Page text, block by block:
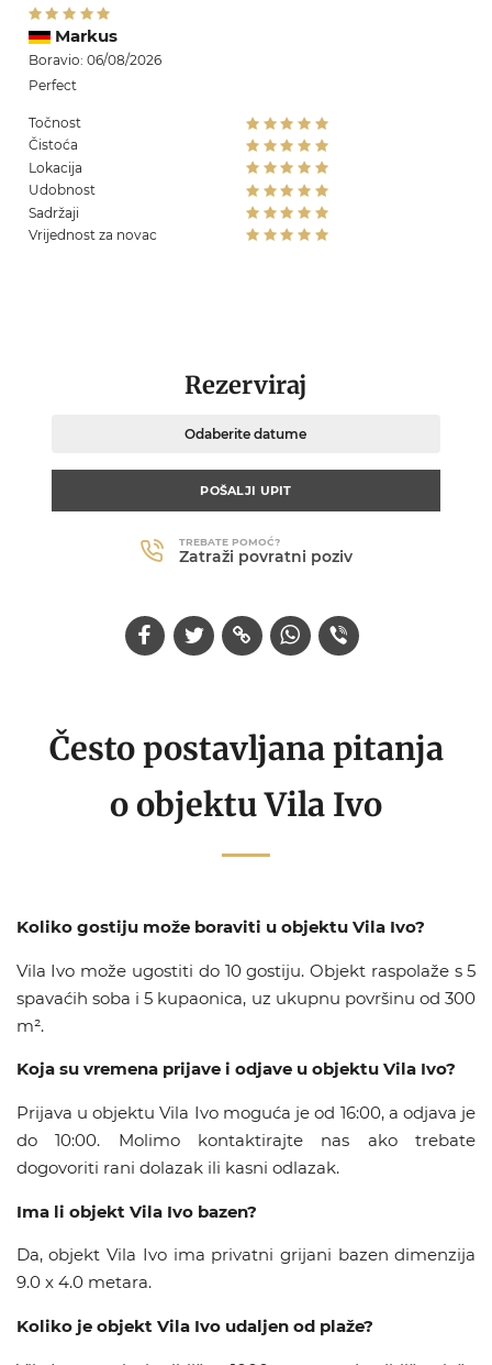
Markus
Boravio: 06/08/2026
Perfect
Točnost
Čistoća
Lokacija
Udobnost
Sadržaji
Vrijednost za novac
Rezerviraj
Odaberite datume
POŠALJI UPIT
TREBATE POMOĆ?
Zatraži povratni poziv
Često postavljana pitanja
o objektu Vila Ivo
Koliko gostiju može boraviti u objektu Vila Ivo?
Vila Ivo može ugostiti do 10 gostiju. Objekt raspolaže s 5
spavaćih soba i 5 kupaonica, uz ukupnu površinu od 300
m².
Koja su vremena prijave i odjave u objektu Vila Ivo?
Prijava u objektu Vila Ivo moguća je od 16:00, a odjava je
do 10:00. Molimo kontaktirajte nas ako trebate
dogovoriti rani dolazak ili kasni odlazak.
Ima li objekt Vila Ivo bazen?
Da, objekt Vila Ivo ima privatni grijani bazen dimenzija
9.0 x 4.0 metara.
Koliko je objekt Vila Ivo udaljen od plaže?